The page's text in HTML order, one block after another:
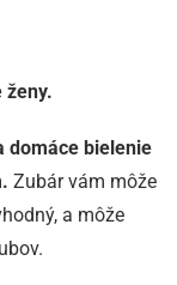
ženy.
domáce bielenie
Zubár vám môže
a môže